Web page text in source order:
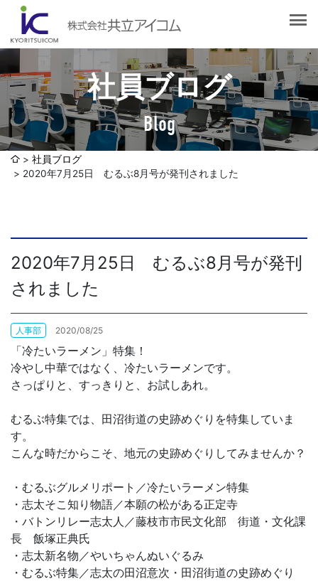
社員ブログ
Blog
会社概要
社長挨拶
企業理念
沿革
認証取得
選ばれる理由
サービス紹介
Web制作・ホームページ制作
発送代行・全国流通（ロジスティクス）
デジタルコンテンツ制作・撮影・その他
社員ブログ
お問合せ
社員ブログ
2020年7月25日 むるぶ8月号が発刊されました
2020年7月25日 むるぶ8月号が発刊
されました
人事部 2020/08/25
「冷たいラーメン」特集！
冷やし中華ではなく、冷たいラーメンです。
さっぱりと、すっきりと、お試しあれ。
むるぶ特集では、田沼街道の史跡めぐりを特集していま
す。
こんな時だからこそ、地元の史跡めぐりしてみませんか？
・むるぶグルメリポート／冷たいラーメン特集
・志太そこ知り物語／本願の松がある正定寺
・バトンリレー志太人／藤枝市市民文化部 街道・文化課
長 飯塚正典氏
・志太新名物／やいちゃんぬいぐるみ
・むるぶ特集／志太の田沼意次・田沼街道の史跡めぐり